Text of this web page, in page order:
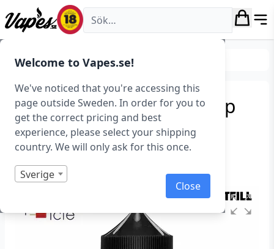
Welcome to Vapes.se!
We've noticed that you're accessing this
page outside Sweden. In order for you to
get the correct pricing and best
experience, please select your shipping
country. We will only ask for this once.
Sverige
Close
Vapes.se
E-juice Smaker Frukt & Bär
Paradise-Icle – Razzle Pop
(50 ml, Shortfill)
Art.nr: 36535
Slut i lager